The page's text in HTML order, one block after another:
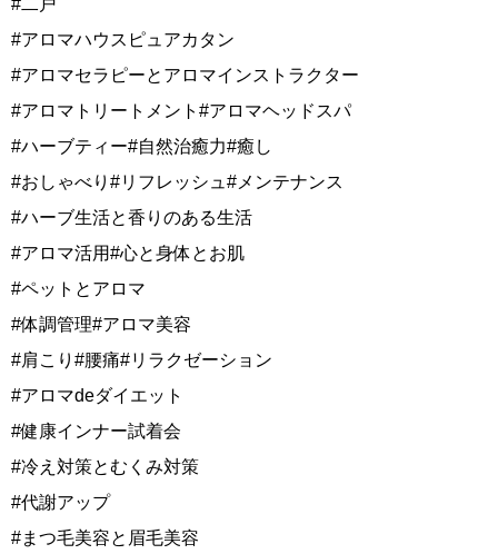
#二戸
#アロマハウスピュアカタン
#アロマセラピーとアロマインストラクター
#アロマトリートメント#アロマヘッドスパ
#ハーブティー#自然治癒力#癒し
#おしゃべり#リフレッシュ#メンテナンス
#ハーブ生活と香りのある生活
#アロマ活用#心と身体とお肌
#ペットとアロマ
#体調管理#アロマ美容
#肩こり#腰痛#リラクゼーション
#アロマdeダイエット
#健康インナー試着会
#冷え対策とむくみ対策
#代謝アップ
#まつ毛美容と眉毛美容